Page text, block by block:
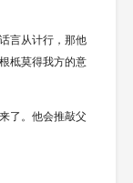
言从计行，那他
柢莫得我方的意
了。他会推敲父